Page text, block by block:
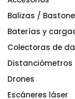
Balizas /
Bastones/balizas
Bípodes
Prismas
Baterías y
Baterías
Cargadores
Colectoras de
Distanciómetros
Drones
Escáneres láser